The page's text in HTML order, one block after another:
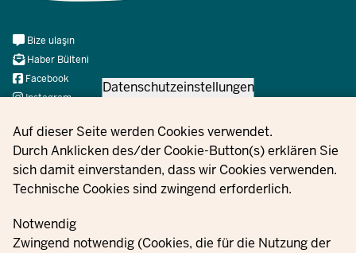
Privacy settings
Datenschutzeinstellungen
Auf dieser Seite werden Cookies verwendet.
Durch Anklicken des/der Cookie-Button(s) erklären Sie
sich damit einverstanden, dass wir Cookies verwenden.
Technische Cookies sind zwingend erforderlich.
Notwendig
Zwingend notwendig (Cookies, die für die Nutzung der
Meta
Navi
Social
Bize ulaşın
Haber Bülteni
Facebook
Instagram
YouTube
© 2021 - 2026 Ministerium für Kinder, Jugend, Familie,